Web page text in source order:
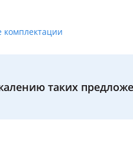
комплектации
таких